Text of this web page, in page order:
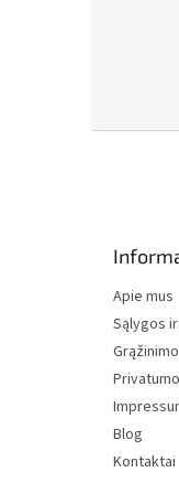
Apie mus
Sąlygos
Blog
Kontaktai